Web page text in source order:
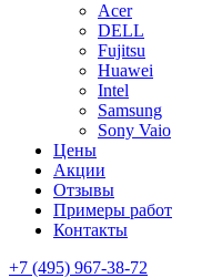
Acer
DELL
Fujitsu
Huawei
Intel
Samsung
Sony Vaio
Цены
Акции
Отзывы
Примеры работ
Контакты
+7 (495) 967-38-72